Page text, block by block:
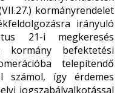
kormányrendelet
irányuló
21-i megkeresés
befektetési
telepítendő
számol, így érdemes
jogszabályalkotással